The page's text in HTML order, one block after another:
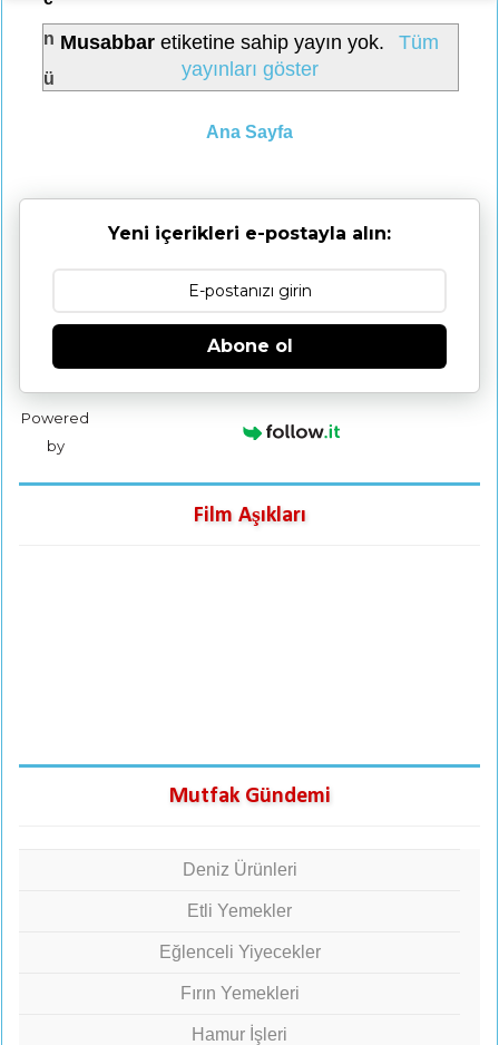
n
ü
Musabbar etiketine sahip yayın yok.
Tüm
yayınları göster
Ana Sayfa
Yeni içerikleri e-postayla alın:
Abone ol
Powered
by
Film Aşıkları
Mutfak Gündemi
Deniz Ürünleri
Etli Yemekler
Eğlenceli Yiyecekler
Fırın Yemekleri
Hamur İşleri